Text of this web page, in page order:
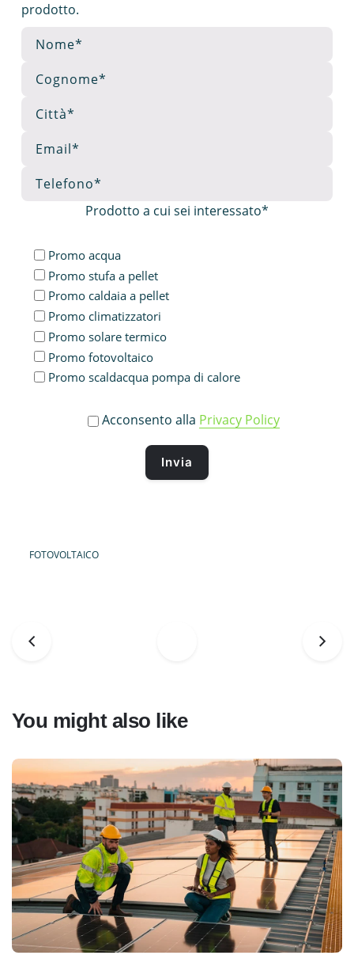
prodotto.
Prodotto a cui sei interessato*
Promo acqua
Promo stufa a pellet
Promo caldaia a pellet
Promo climatizzatori
Promo solare termico
Promo fotovoltaico
Promo scaldacqua pompa di calore
Acconsento alla Privacy Policy
FOTOVOLTAICO
You might also like